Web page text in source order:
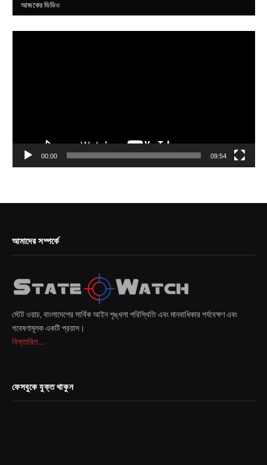
আজকের ভিডিও
00:00 09:54
আমাদের সম্পর্কে
স্টেট ওয়াচ, বাংলাদেশের সার্বিক আইন শৃঙ্খলা পরিস্থিতি এবং মানবাধিকার পর্যবেক্ষণ এবং
গবেষণামূলক একটি প্রয়াস।
বিস্তারিত...
ফেসবুকে যুক্ত থাকুন